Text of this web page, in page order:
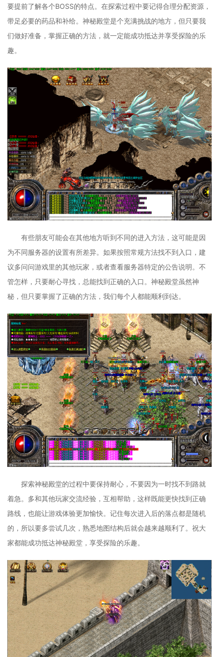
要提前了解各个BOSS的特点。在探索过程中要记得合理分配资源，
带足必要的药品和补给。神秘殿堂是个充满挑战的地方，但只要我
们做好准备，掌握正确的方法，就一定能成功抵达并享受探险的乐
趣。
有些朋友可能会在其他地方听到不同的进入方法，这可能是因
为不同服务器的设置有所差异。如果按照常规方法找不到入口，建
议多问问游戏里的其他玩家，或者查看服务器特定的公告说明。不
管怎样，只要耐心寻找，总能找到正确的入口。神秘殿堂虽然神
秘，但只要掌握了正确的方法，我们每个人都能顺利到达。
探索神秘殿堂的过程中要保持耐心，不要因为一时找不到路就
着急。多和其他玩家交流经验，互相帮助，这样既能更快找到正确
路线，也能让游戏体验更加愉快。记住每次进入后的落点都是随机
的，所以要多尝试几次，熟悉地图结构后就会越来越顺利了。祝大
家都能成功抵达神秘殿堂，享受探险的乐趣。